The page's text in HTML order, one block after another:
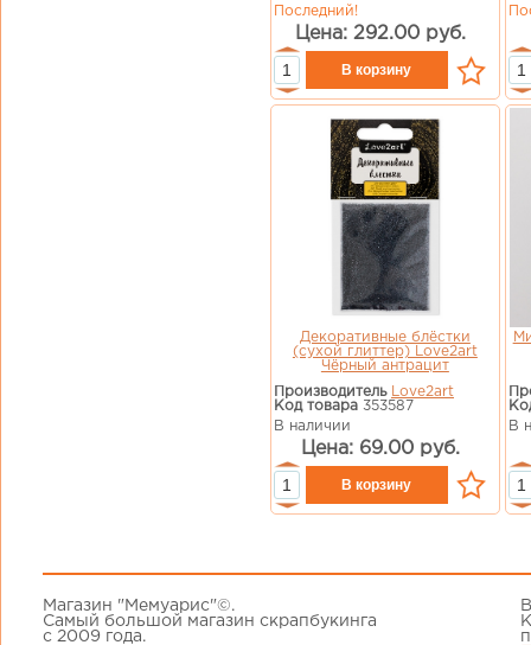
Последний!
Цена: 292.00 руб.
Декоративные блёстки
(сухой глиттер) Love2art
Чёрный антрацит
Производитель
Love2art
Код товара 353587
В наличии
Цена: 69.00 руб.
В
Магазин "Мемуарис"©.
Самый большой магазин скрапбукинга
с 2009 года.